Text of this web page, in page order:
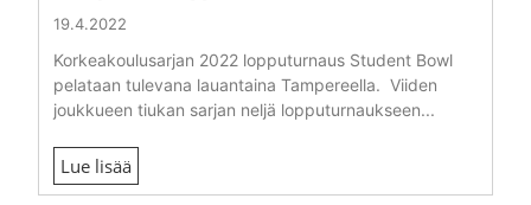
19.4.2022
Korkeakoulusarjan 2022 lopputurnaus Student Bowl
pelataan tulevana lauantaina Tampereella. Viiden
joukkueen tiukan sarjan neljä lopputurnaukseen...
Lue lisää